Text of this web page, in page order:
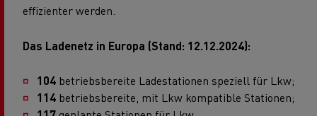
effizienter werden.
Das Ladenetz in Europa (Stand: 12.12.2024):
104 betriebsbereite Ladestationen speziell für Lkw;
114 betriebsbereite, mit Lkw kompatible Stationen;